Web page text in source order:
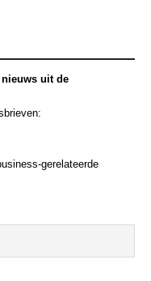
uit de
gerelateerde